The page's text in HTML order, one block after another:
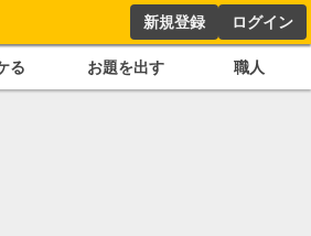
新規登録 ログイン
る お題を出す 職人